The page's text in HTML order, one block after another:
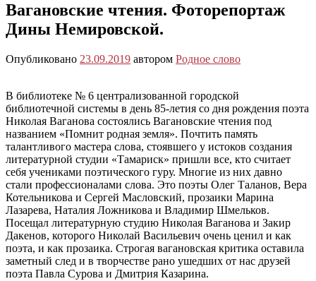
Вагановские чтения. Фоторепортаж
Дины Немировской.
Опубликовано 23.09.2019 автором Родное слово
В библиотеке № 6 централизованной городской
библиотечной системы в день 85-летия со дня рождения поэта
Николая Ваганова состоялись Вагановские чтения под
названием «Помнит родная земля». Почтить память
талантливого мастера слова, стоявшего у истоков создания
литературной студии «Тамариск» пришли все, кто считает
себя учениками поэтического гуру. Многие из них давно
стали профессионалами слова. Это поэты Олег Таланов, Вера
Котельникова и Сергей Масловский, прозаики Марина
Лазарева, Наталия Ложникова и Владимир Шмельков.
Посещал литературную студию Николая Ваганова и Закир
Дакенов, которого Николай Васильевич очень ценил и как
поэта, и как прозаика. Строгая вагановская критика оставила
заметный след и в творчестве рано ушедших от нас друзей
поэта Павла Сурова и Дмитрия Казарина.